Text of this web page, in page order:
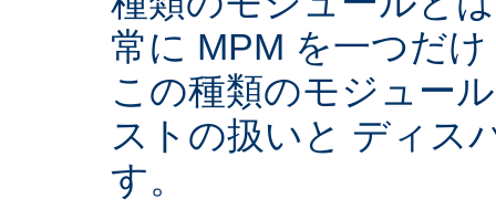
常に MPM を一つだ
この種類のモジュー
ストの扱いと ディス
す。